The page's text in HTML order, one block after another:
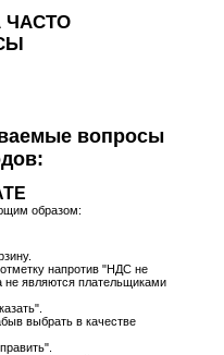
ЧАСТО
вопросы
образом:
напротив "НДС не
не являются плательщиками
выбрать в качестве